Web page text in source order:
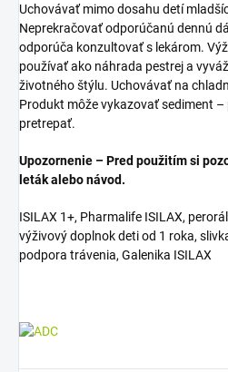
Uchovávať mimo dosahu detí
Neprekračovať odporúčanú dennú
odporúča konzultovať s lekárom.
používať ako náhrada pestrej a
životného štýlu. Uchovávať na
Produkt môže vykazovať sediment
pretrepať.
Upozornenie – Pred použitím si
leták alebo návod.
ISILAX 1+, Pharmalife ISILAX,
výživový doplnok deti od 1 roka,
podpora trávenia, Galenika ISILAX